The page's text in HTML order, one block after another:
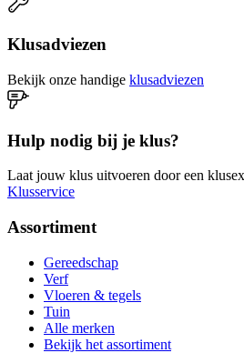
Klusadviezen
Bekijk onze handige klusadviezen
Hulp nodig bij je klus?
Laat jouw klus uitvoeren door een
Klusservice
Assortiment
Gereedschap
Verf
Vloeren & tegels
Tuin
Alle merken
Bekijk het assortiment